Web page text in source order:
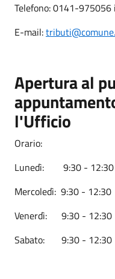
Telefono: 0141-975056
E-mail:
Apertura al
l'Ufficio
Orario:
Lunedì: 9:30 - 12:30
Mercoledì: 9:30 - 12:30
Venerdì: 9:30 - 12:30
Sabato: 9:30 - 12:30